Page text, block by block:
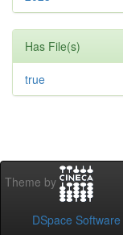
Has File(s)
true
Theme by
DSpace Software